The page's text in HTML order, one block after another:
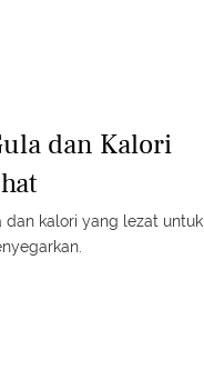
dan Kalori
dan kalori yang lezat untuk